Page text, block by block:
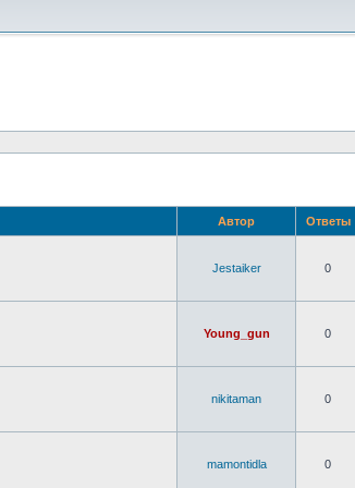
Автор Ответы
Jestaiker 0
Young_gun 0
nikitaman 0
mamontidla 0